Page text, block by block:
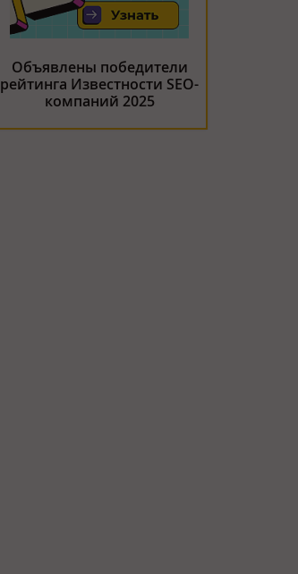
Объявлены победители
рейтинга Известности SEO-
компаний 2025